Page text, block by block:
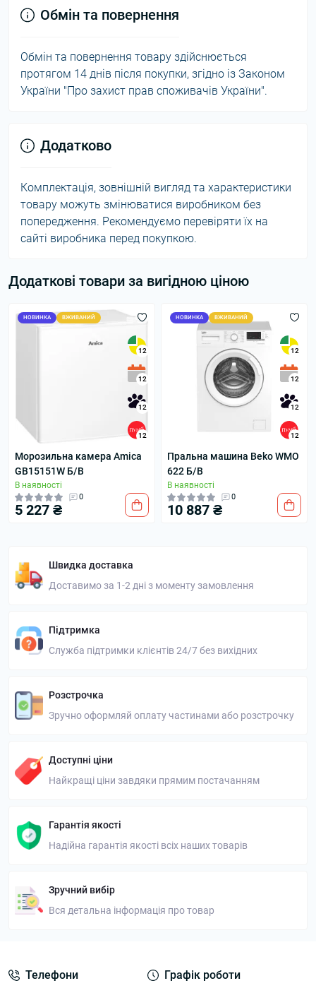
Обмін та повернення
Обмін та повернення товару здійснюється
протягом 14 днів після покупки, згідно із Законом
України "Про захист прав споживачів України".
Додатково
Комплектація, зовнішній вигляд та характеристики
товару можуть змінюватися виробником без
попередження. Рекомендуємо перевіряти їх на
сайті виробника перед покупкою.
Додаткові товари за вигідною ціною
НОВИНКА ВЖИВАНИЙ
12
12
12
12
Морозильна камера Amica
GB15151W Б/В
В наявності
0
5 227 ₴
НОВИНКА ВЖИВАНИЙ
12
12
12
12
Пральна машина Beko WMO
622 Б/В
В наявності
0
10 887 ₴
Швидка доставка
Доставимо за 1-2 дні з моменту замовлення
Підтримка
Служба підтримки клієнтів 24/7 без вихідних
Розстрочка
Зручно оформляй оплату частинами або розстрочку
Доступні ціни
Найкращі ціни завдяки прямим постачанням
Гарантія якості
Надійна гарантія якості всіх наших товарів
Зручний вибір
Вся детальна інформація про товар
Телефони Графік роботи